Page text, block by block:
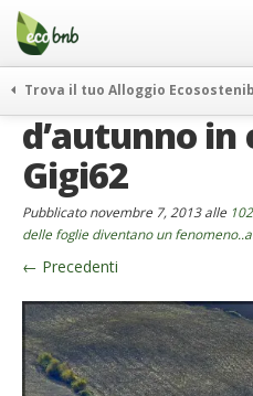
Menu
Salta
contenuto
Offerte Speciali
Regali
FAQ
Chi Siamo
Partner
Contatti
Italiano
Trova il tuo Alloggio
weekend green
itinerari
curiosità
vivere e viaggiare verde
news ed eventi
rassegna stampa
d’autunno in
Gigi62
Pubblicatonovembre 7, 2013alle
delle foglie diventano un
← Precedenti